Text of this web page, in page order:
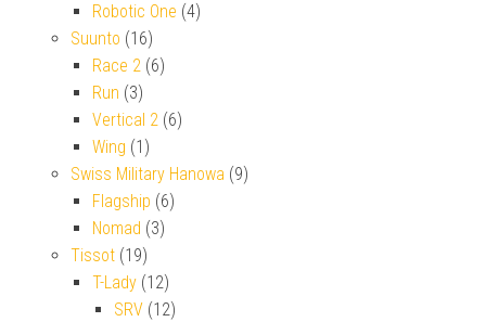
Robotic One (4)
Suunto (16)
Race 2 (6)
Run (3)
Vertical 2 (6)
Wing (1)
Swiss Military Hanowa (9)
Flagship (6)
Nomad (3)
Tissot (19)
T-Lady (12)
SRV (12)